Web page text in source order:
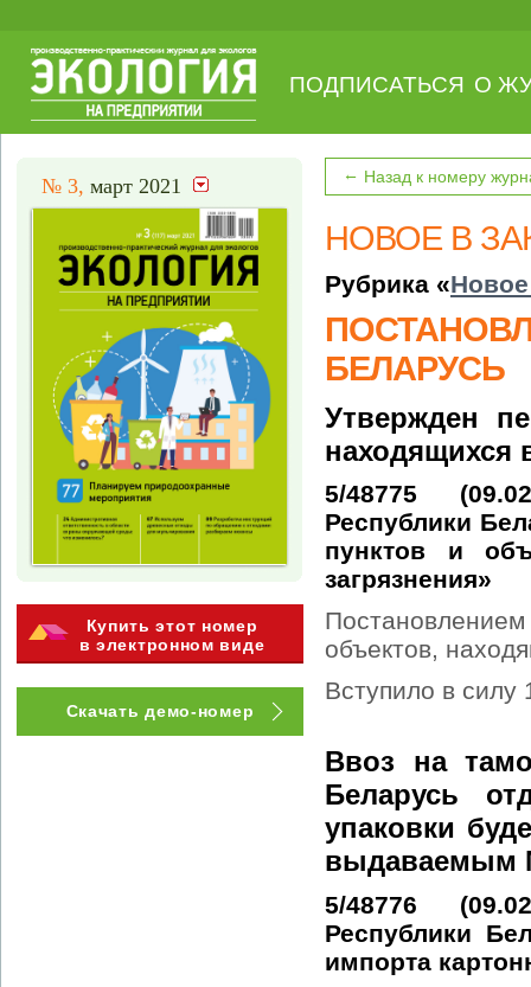
ПОДПИСАТЬСЯ О
№ 3, март 2021
Купить этот номер
в электронном виде
Скачать демо-номер
← Назад к номеру
НОВОЕ В
Рубрика «Новое
БЕЛАРУСЬ
Утвержден
находящихся
5/48775
Республики
пунктов и
загрязнения»
объектов,
Вступило в силу
Ввоз на
Беларусь
упаковки
выдаваемым
5/48776
Республики
импорта